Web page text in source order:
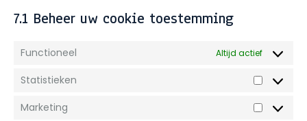
7.1 Beheer uw cookie toestemming
Functioneel Altijd actief
Statistieken
Marketing